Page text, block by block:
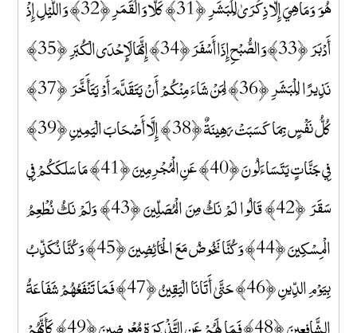
هُوَ ۚ وَمَا هِيَ إِلَّا ذِكْرَىٰ لِلْبَشَرِ ﴿31﴾ كَلَّا وَالْقَمَرِ ﴿32﴾ وَاللَّيْلِ إِذْ
أَدْبَرَ ﴿33﴾ وَالصُّبْحِ إِذَا أَسْفَرَ ﴿34﴾ إِنَّهَا لَإِحْدَى الْكُبَرِ ﴿35﴾
نَذِيرًا لِلْبَشَرِ ﴿36﴾ لِمَنْ شَاءَ مِنْكُمْ أَنْ يَتَقَدَّمَ أَوْ يَتَأَخَّرَ ﴿37﴾
كُلُّ نَفْسٍ بِمَا كَسَبَتْ رَهِينَةٌ ﴿38﴾ إِلَّا أَصْحَابَ الْيَمِينِ ﴿39﴾
فِي جَنَّاتٍ يَتَسَاءَلُونَ ﴿40﴾ عَنِ الْمُجْرِمِينَ ﴿41﴾ مَا سَلَكَكُمْ فِي
سَقَرَ ﴿42﴾ قَالُوا لَمْ نَكُ مِنَ الْمُصَلِّينَ ﴿43﴾ وَلَمْ نَكُ نُطْعِمُ
الْمِسْكِينَ ﴿44﴾ وَكُنَّا نَخُوضُ مَعَ الْخَائِضِينَ ﴿45﴾ وَكُنَّا نُكَذِّبُ
بِيَوْمِ الدِّينِ ﴿46﴾ حَتَّىٰ أَتَانَا الْيَقِينُ ﴿47﴾ فَمَا تَنْفَعُهُمْ شَفَاعَةُ